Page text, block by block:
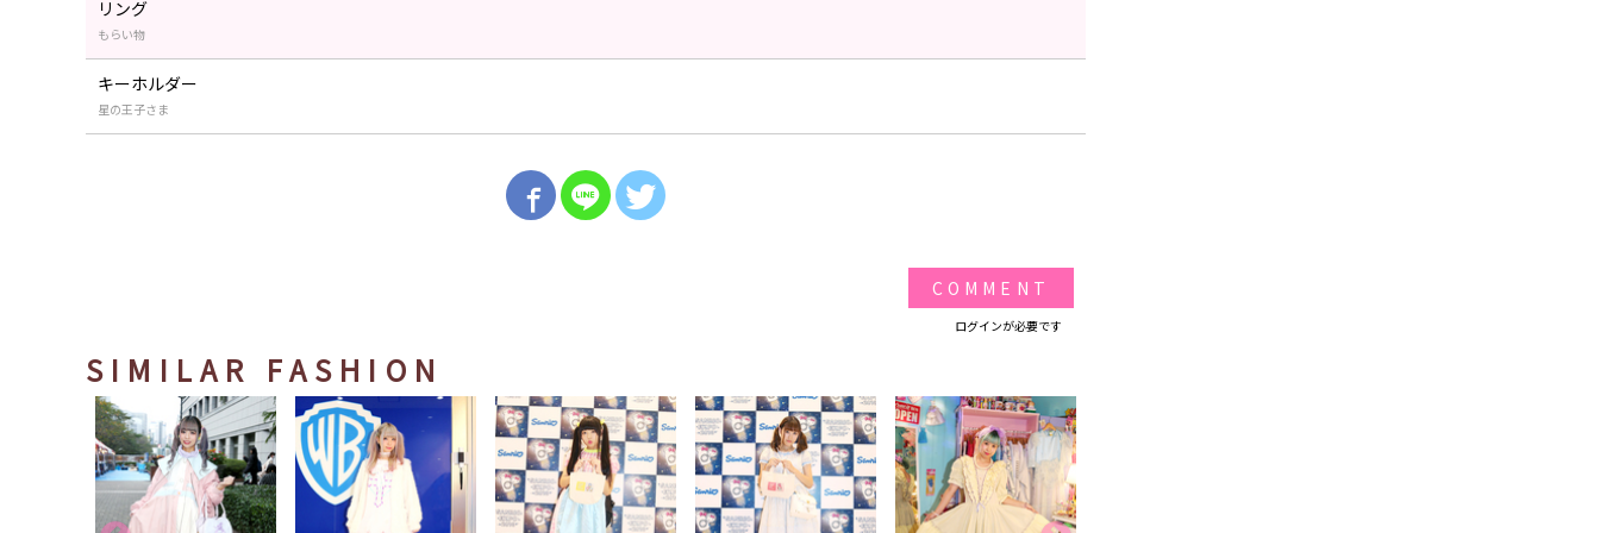
リング
もらい物
キーホルダー
星の王子さま
COMMENT
ログインが必要です
SIMILAR FASHION